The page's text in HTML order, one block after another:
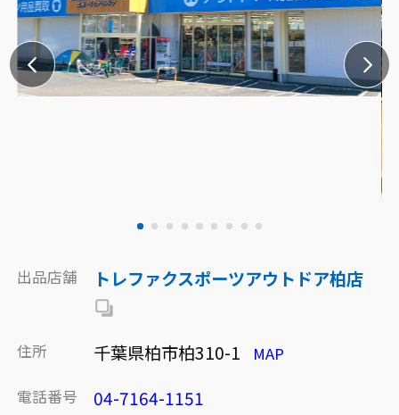
出品店舗 トレファクスポーツアウトドア柏店
住所 千葉県柏市柏310-1 MAP
電話番号 04-7164-1151